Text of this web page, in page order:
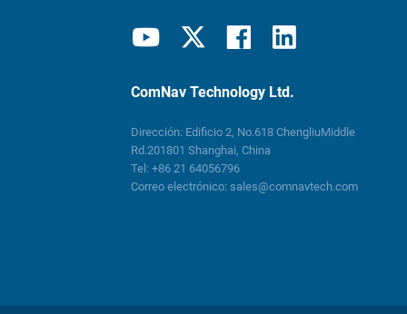
ComNav Technology Ltd.
Dirección: Edificio 2, No.618 ChengliuMiddle
Rd.201801 Shanghai, China
Tel: +86 21 64056796
Correo electrónico: sales@comnavtech.com